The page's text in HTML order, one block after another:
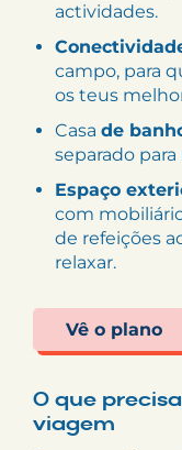
actividades.
campo, para
os teus
Casa de
separado
Espaço
com
de refeições
relaxar.
Vê o plano
O que
viagem